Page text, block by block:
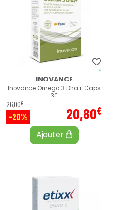
INOVANCE
Inovance Omega 3 Dha+ Caps
30
26,00€
-20% 20,80€
Ajouter